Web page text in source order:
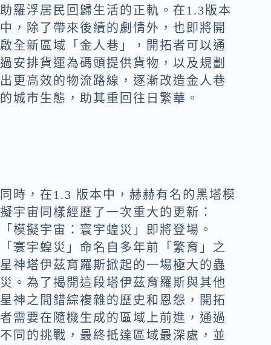
助羅浮居民回歸生活的正軌。在1.3版本
中，除了帶來後續的劇情外，也即將開
啟全新區域「金人巷」，開拓者可以通
過安排貨運為碼頭提供貨物，以及規劃
出更高效的物流路線，逐漸改造金人巷
的城市生態，助其重回往日繁華。
同時，在1.3 版本中，赫赫有名的黑塔模
擬宇宙同樣經歷了一次重大的更新：
「模擬宇宙：寰宇蝗災」即將登場。
「寰宇蝗災」命名自多年前「繁育」之
星神塔伊茲育羅斯掀起的一場極大的蟲
災。為了揭開這段塔伊茲育羅斯與其他
星神之間錯綜複雜的歷史和恩怨，開拓
者需要在隨機生成的區域上前進，通過
不同的挑戰，最終抵達區域最深處，並